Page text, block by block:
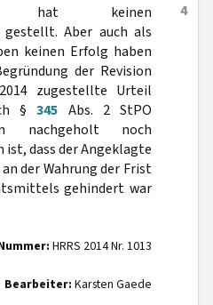
4
hat keinen
gestellt. Aber auch als
keinen Erfolg haben
der Revision
zugestellte Urteil
§345 Abs. 2 StPO
nachgeholt noch
dass der Angeklagte
der Wahrung der Frist
gehindert war
HRRS 2014 Nr. 1013
Bearbeiter: Karsten Gaede